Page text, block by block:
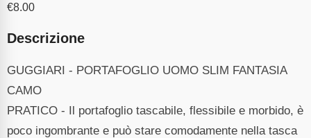
€8.00
Descrizione
GUGGIARI - PORTAFOGLIO UOMO SLIM FANTASIA
CAMO
PRATICO - Il portafoglio tascabile, flessibile e morbido, è
poco ingombrante e può stare comodamente nella tasca